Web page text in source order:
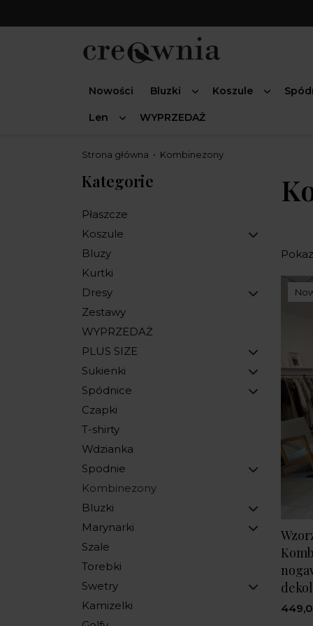
Nowości Bluzki Koszule
Len WYPRZEDAŻ
Strona główna Kombinezony
Kategorie
Płaszcze
Koszule
Bluzy
Kurtki
Dresy
Zestawy
WYPRZEDAŻ
PLUS SIZE
Sukienki
Spódnice
Czapki
T-shirty
Wdzianka
Spodnie
Kombinezony
Bluzki
Marynarki
Szale
Torebki
Swetry
Kamizelki